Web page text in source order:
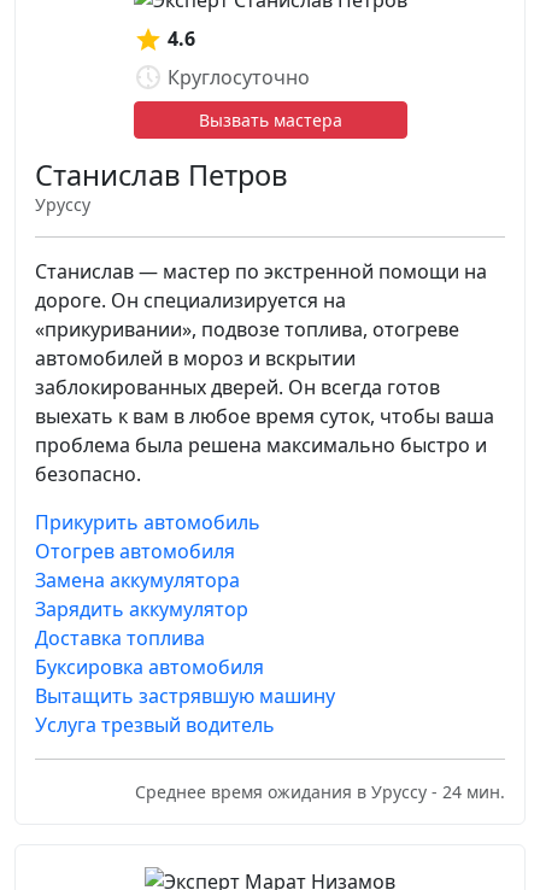
4.6
Круглосуточно
Вызвать мастера
Станислав Петров
Уруссу
Станислав — мастер по экстренной помощи на
дороге. Он специализируется на
«прикуривании», подвозе топлива, отогреве
автомобилей в мороз и вскрытии
заблокированных дверей. Он всегда готов
выехать к вам в любое время суток, чтобы ваша
проблема была решена максимально быстро и
безопасно.
Прикурить автомобиль
Отогрев автомобиля
Замена аккумулятора
Зарядить аккумулятор
Доставка топлива
Буксировка автомобиля
Вытащить застрявшую машину
Услуга трезвый водитель
Среднее время ожидания в Уруссу - 24 мин.